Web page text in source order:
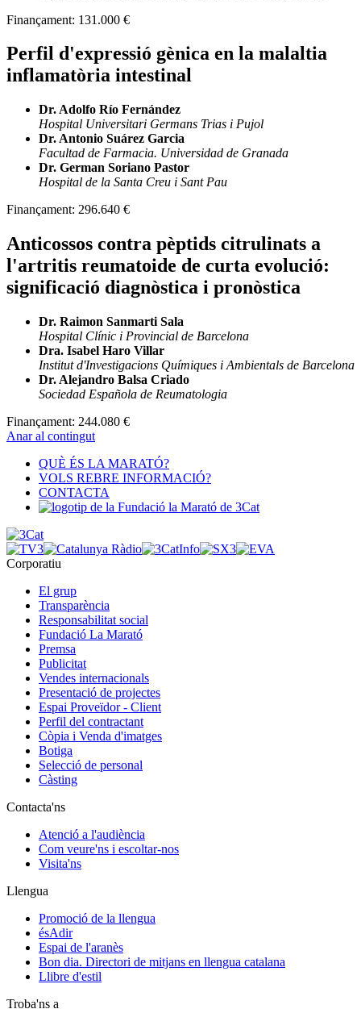
Finançament: 131.000 €
Perfil d'expressió gènica en la malaltia
inflamatòria intestinal
Dr. Adolfo Río Fernández
Hospital Universitari Germans Trias i Pujol
Dr. Antonio Suárez Garcia
Facultad de Farmacia. Universidad de Granada
Dr. German Soriano Pastor
Hospital de la Santa Creu i Sant Pau
Finançament: 296.640 €
Anticossos contra pèptids citrulinats a
l'artritis reumatoide de curta evolució:
significació diagnòstica i pronòstica
Dr. Raimon Sanmarti Sala
Hospital Clínic i Provincial de Barcelona
Dra. Isabel Haro Villar
Institut d'Investigacions Químiques i Ambientals de Barcelona
Dr. Alejandro Balsa Criado
Sociedad Española de Reumatologia
Finançament: 244.080 €
Anar al contingut
QUÈ ÉS LA MARATÓ?
VOLS REBRE INFORMACIÓ?
CONTACTA
Corporatiu
El grup
Transparència
Responsabilitat social
Fundació La Marató
Premsa
Publicitat
Vendes internacionals
Presentació de projectes
Espai Proveïdor - Client
Perfil del contractant
Còpia i Venda d'imatges
Botiga
Selecció de personal
Càsting
Contacta'ns
Atenció a l'audiència
Com veure'ns i escoltar-nos
Visita'ns
Llengua
Promoció de la llengua
ésAdir
Espai de l'aranès
Bon dia. Directori de mitjans en llengua catalana
Llibre d'estil
Troba'ns a